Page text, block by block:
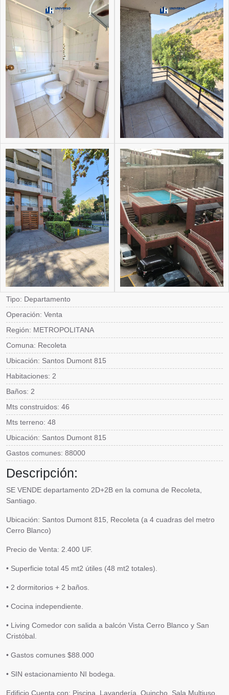
Tipo: Departamento
Operación: Venta
Región: METROPOLITANA
Comuna: Recoleta
Ubicación: Santos Dumont 815
Habitaciones: 2
Baños: 2
Mts construidos: 46
Mts terreno: 48
Ubicación: Santos Dumont 815
Gastos comunes: 88000
Descripción:
SE VENDE departamento 2D+2B en la comuna de Recoleta,
Santiago.
Ubicación: Santos Dumont 815, Recoleta (a 4 cuadras del metro
Cerro Blanco)
Precio de Venta: 2.400 UF.
• Superficie total 45 mt2 útiles (48 mt2 totales).
• 2 dormitorios + 2 baños.
• Cocina independiente.
• Living Comedor con salida a balcón Vista Cerro Blanco y San
Cristóbal.
• Gastos comunes $88.000
• SIN estacionamiento NI bodega.
Edificio Cuenta con: Piscina, Lavandería, Quincho, Sala Multiuso,